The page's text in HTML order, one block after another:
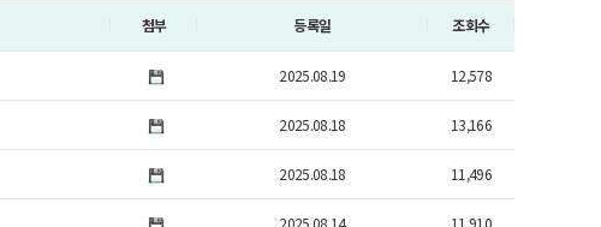
첨부 등록일 조회수
2025.08.19 12,578
2025.08.18 13,166
2025.08.18 11,496
2025.08.14 11,910